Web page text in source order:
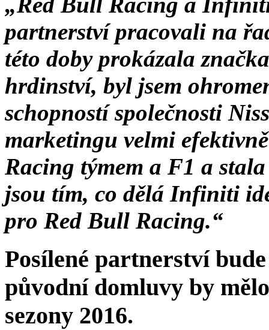
partnerství pracovali na
této doby prokázala
hrdinství, byl jsem
schopností společnosti
marketingu velmi
Racing týmem a F1 a
jsou tím, co dělá Infiniti
pro Red Bull Racing.“
Posílené partnerství
původní domluvy by
sezony 2016.